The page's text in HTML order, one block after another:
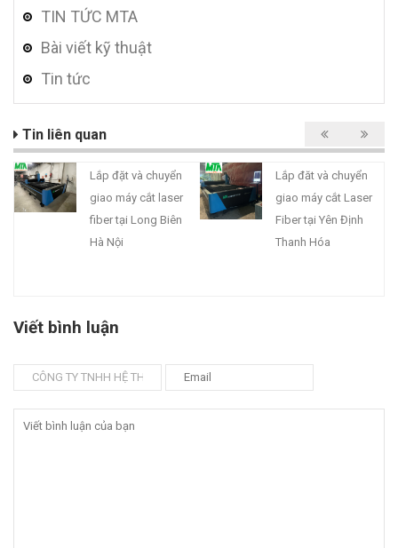
TIN TỨC MTA
Bài viết kỹ thuật
Tin tức
Tin liên quan
Lắp đặt và chuyển
giao máy cắt laser
fiber tại Long Biên
Hà Nội
Lắp đăt và chuyển
giao máy cắt Laser
Fiber tại Yên Định
Thanh Hóa
Viết bình luận